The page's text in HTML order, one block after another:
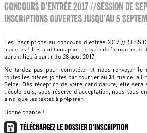
CONCOURS D'ENTRÉE 2017 //SESSION DE
INSCRIPTIONS OUVERTES JUSQU’AU 5
Les inscriptions au concours d'entrée 2017 //
ouvertes ! Les auditions pour le cycle de formation et
auront lieu à partir du 28 aout 2017
Ne tardez pas pour compléter et nous renvoyer le
toutes les pièces jointes par courrier au 38 rue de la
Seine. Dès réception de votre candidature, elle
l'école puis, sous réserve d’acceptation, nous vous
ainsi que les textes à préparer.
Bonne chance !
TÉLÉCHARGEZ LE DOSSIER D'INSCRIPTION